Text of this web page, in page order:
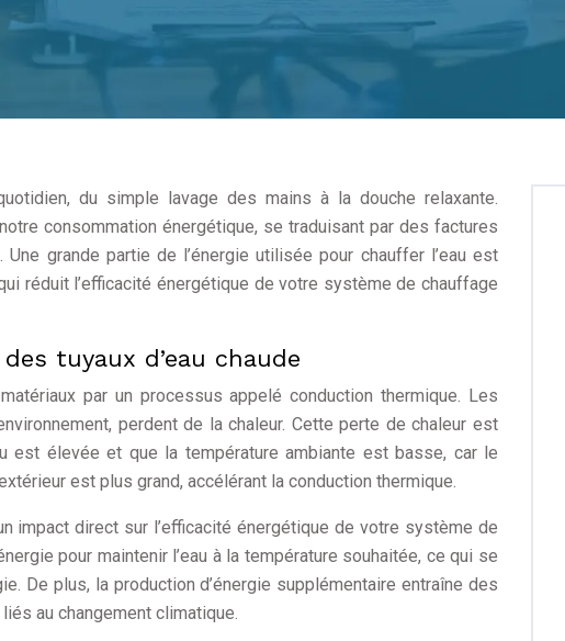
du simple lavage des mains à la douche relaxante.
consommation énergétique, se traduisant par des factures
grande partie de l’énergie utilisée pour chauffer l’eau est
réduit l’efficacité énergétique de votre système de chauffage
tuyaux d’eau chaude
par un processus appelé conduction thermique. Les
perdent de la chaleur. Cette perte de chaleur est
est élevée et que la température ambiante est basse, car le
est plus grand, accélérant la conduction thermique.
impact direct sur l’efficacité énergétique de votre système de
pour maintenir l’eau à la température souhaitée, ce qui se
De plus, la production d’énergie supplémentaire entraîne des
au changement climatique.